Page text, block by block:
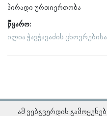
პირადი ურთიერთობა
წყარო:
ილია ჭავჭავაძის
ამ ვებგვერდის